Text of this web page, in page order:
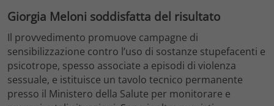
Giorgia Meloni soddisfatta del risultato
Il provvedimento promuove campagne di
sensibilizzazione contro l’uso di sostanze stupefacenti e
psicotrope, spesso associate a episodi di violenza
sessuale, e istituisce un tavolo tecnico permanente
presso il Ministero della Salute per monitorare e